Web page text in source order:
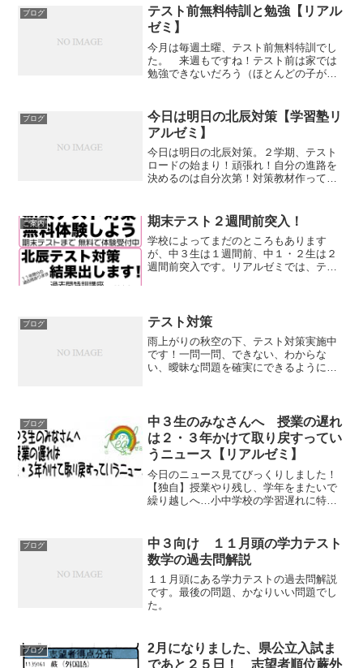
るか判断できちゃいます！お得ですね、
笑。リアルゼミの勉強は常に...
ブログ
テスト前無料特訓と勉強【リアル
ゼミ】
今月は毎週土曜、テスト前無料特訓でし
た。 来週もですね！テスト前は家では
勉強できないだろう（ほとんどの子がそ
の特訓です。ひとりひとり、どんどん問
題とかせ、まちがえたとこ...
ブログ
今日は明日の北辰対策【学習塾リ
アルゼミ】
今日は明日の北辰対策。２学期、テスト
ロードの始まり！頑張れ！自分の進路を
決めるのは自分次第！対策教材作って、
策教材、これがいいんですよね〜これや
るとどんどん偏差値上がっ...
ご案内 期末テスト２週間前突入！
学校によってまだのところもあります
が、中３生は１週間前、中１・２生は２
週間前突入です。リアルゼミでは、テス
す！特に中学２年の２学期期...
ブログ テスト対策
雨上がりの秋空の下、テスト対策実施中
です！一問一問、できない、わからな
い、曖昧な問題を確実にできるようにし
ブログ
中３生のみなさんへ 授業の遅れ
は２・３年かけて取り戻すってい
うニュース【リアルゼミ】
今日のニュース見てびっくりしました！
【独自】授業やり残し、学年をまたいで
繰り越しへ…小中学校の学習遅れに特例
３年かけて遅れを取り戻すって。。。ち
ゃんと授業できないって認め...
ブログ
中３向け １１月頭の学力テスト
数学の過去問解説
１１月頭にある学力テストの過去問解説
です。最後の問題、かなりいい問題でし
た。
ブログ
2月になりました、県公立入試ま
であと２５日！ 志望者順位蕨外